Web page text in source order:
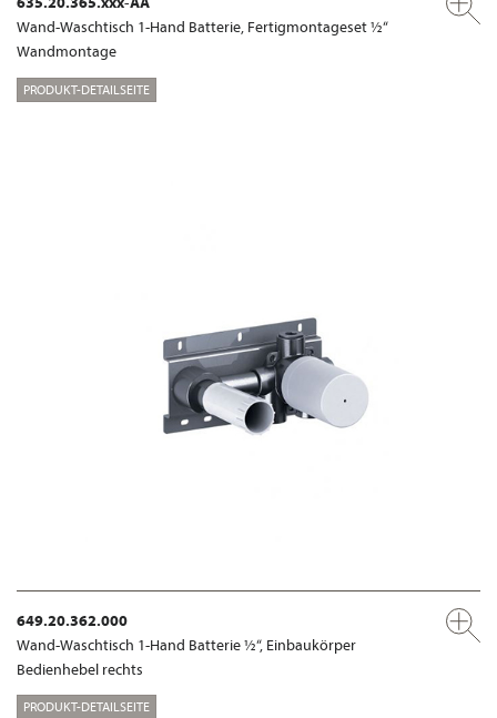
Wand-Waschtisch 1-Hand Batterie, Fertigmontageset ½“
Wandmontage
PRODUKT-DETAILSEITE
649.20.362.000
Wand-Waschtisch 1-Hand Batterie ½“, Einbaukörper
Bedienhebel rechts
PRODUKT-DETAILSEITE